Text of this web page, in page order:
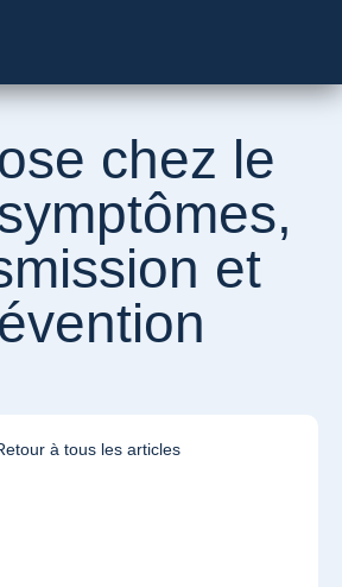
chez le
et
à tous les articles